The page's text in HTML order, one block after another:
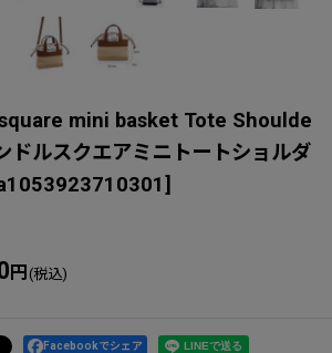
mini basket Tote Shoulde
ルスクエアミニトートショルダ
]
円 (税込)
Facebookでシェア